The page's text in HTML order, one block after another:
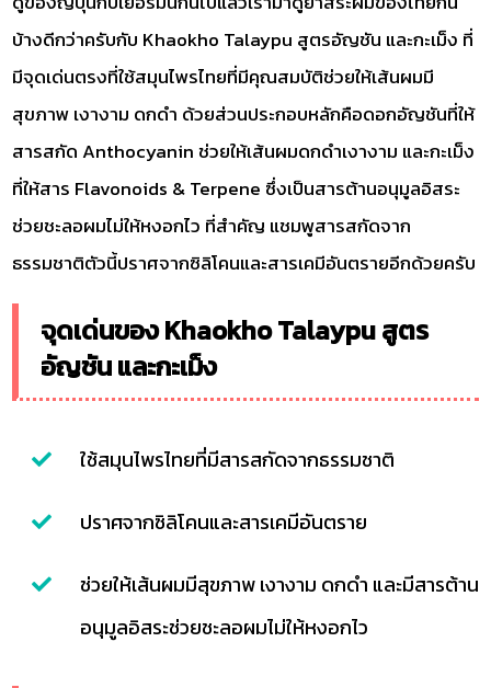
บ้างดีกว่าครับกับ Khaokho Talaypu สูตรอัญชัน และกะเม็ง ที่
มีจุดเด่นตรงที่ใช้สมุนไพรไทยที่มีคุณสมบัติช่วยให้เส้นผมมี
สุขภาพ เงางาม ดกดำ ด้วยส่วนประกอบหลักคือดอกอัญชันที่ให้
สารสกัด Anthocyanin ช่วยให้เส้นผมดกดำเงางาม และกะเม็ง
ที่ให้สาร Flavonoids & Terpene ซึ่งเป็นสารต้านอนุมูลอิสระ
ช่วยชะลอผมไม่ให้หงอกไว ที่สำคัญ แชมพูสารสกัดจาก
ธรรมชาติตัวนี้ปราศจากซิลิโคนและสารเคมีอันตรายอีกด้วยครับ
จุดเด่นของ Khaokho Talaypu สูตร
อัญชัน และกะเม็ง
ใช้สมุนไพรไทยที่มีสารสกัดจากธรรมชาติ
ปราศจากซิลิโคนและสารเคมีอันตราย
ช่วยให้เส้นผมมีสุขภาพ เงางาม ดกดำ และมีสารต้าน
อนุมูลอิสระช่วยชะลอผมไม่ให้หงอกไว